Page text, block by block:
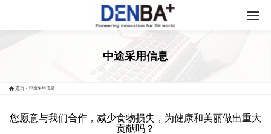
中途采用信息
首页 / 中途采用信息
您愿意与我们合作，减少食物损失，为健康和美丽做出重大
贡献吗？